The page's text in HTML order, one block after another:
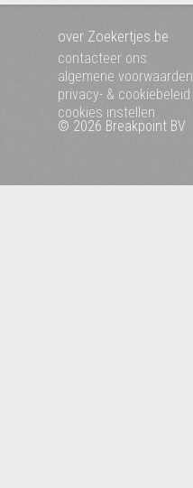
over Zoekertjes.be
contacteer ons
algemene voorwaarden
privacy- & cookiebeleid
cookies instellen
© 2026 Breakpoint BV